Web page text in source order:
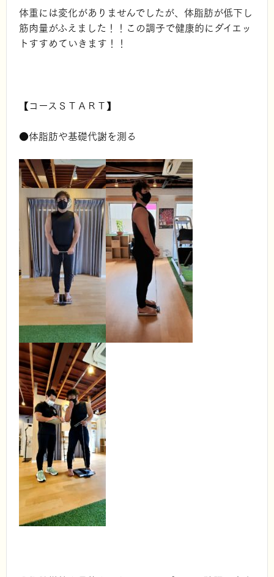
体重には変化がありませんでしたが、体脂肪が低下し
筋肉量がふえました！！この調子で健康的にダイエッ
トすすめていきます！！
【コースＳＴＡＲＴ】
●体脂肪や基礎代謝を測る